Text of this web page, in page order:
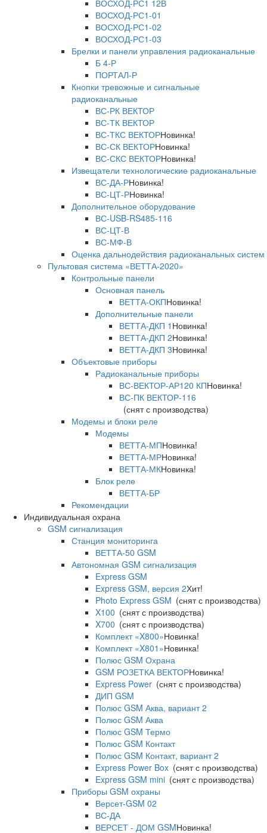
ВОСХОД-РС1 12В
ВОСХОД-РС1-01
ВОСХОД-РС1-02
ВОСХОД-РС1-03
Брелки и панели управления радиоканальные
Б 4-Р
ПОРТАЛ-Р
Кнопки тревожные и сигнальные
радиоканальные
ВС-РК ВЕКТОР
ВС-ТК ВЕКТОР
ВС-ТКС ВЕКТОРНовинка!
ВС-СК ВЕКТОРНовинка!
ВС-СКС ВЕКТОРНовинка!
Извещатели технологические радиоканальные
ВС-ДА-РНовинка!
ВС-ЦТ-РНовинка!
Дополнительное оборудование
ВС-USB-RS485-116
ВС-ЦТ-В
ВС-МФ-В
Оценка дальнодействия радиоканальных систем
Пультовая система «ВЕТТА-2020»
Контрольные панели
Основная панель
ВЕТТА-ОКПНовинка!
Дополнительные панели
ВЕТТА-ДКП 1 Новинка!
ВЕТТА-ДКП 2Новинка!
ВЕТТА-ДКП 3Новинка!
Объектовые приборы
Радиоканальные приборы
ВС-ВЕКТОР-АР120 КПНовинка!
ВС-ПК ВЕКТОР-116
(снят с производства)
Модемы и блоки реле
Модемы
ВЕТТА-МПНовинка!
ВЕТТА-МРНовинка!
ВЕТТА-МКНовинка!
Блок реле
ВЕТТА-БР
Рекомендации
Индивидуальная охрана
GSM сигнализация
Станция мониторинга
ВЕТТА-50 GSM
Автономная GSM сигнализация
Express GSM
Express GSM, версия 2Хит!
Photo Express GSM (снят с производства)
X100 (снят с производства)
X700 (снят с производства)
Комплект «X800»Новинка!
Комплект «X801»Новинка!
Полюс GSM Охрана
GSM РОЗЕТКА ВЕКТОРНовинка!
Express Power (снят с производства)
ДИП GSM
Полюс GSM Аква, вариант 2
Полюс GSM Аква
Полюс GSM Термо
Полюс GSM Контакт
Полюс GSM Контакт, вариант 2
Express Power Box (снят с производства)
Express GSM mini (снят с производства)
Приборы GSM охраны
Версет-GSM 02
ВС-ДА
ВЕРСЕТ - ДОМ GSMНовинка!